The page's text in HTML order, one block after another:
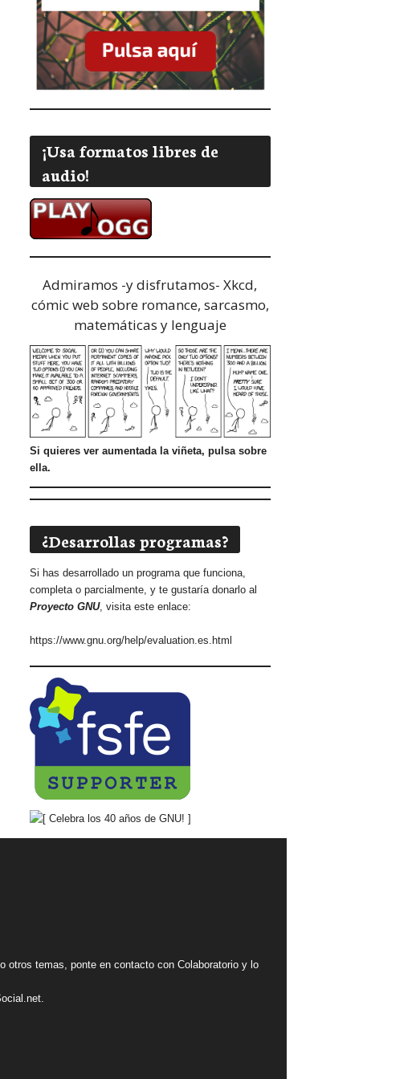
¡Usa formatos libres de
audio!
Admiramos -y disfrutamos- Xkcd,
cómic web sobre romance, sarcasmo,
matemáticas y lenguaje
Si quieres ver aumentada la viñeta, pulsa sobre
ella.
¿Desarrollas programas?
Si has desarrollado un programa que funciona,
completa o parcialmente, y te gustaría donarlo al
Proyecto GNU, visita este enlace:
https://www.gnu.org/help/evaluation.es.html
otros temas, ponte en contacto con Colaboratorio y lo
.